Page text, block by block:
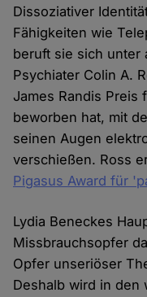
Dissoziativer
Fähigkeiten wie
beruft sie sich unter
Psychiater Colin A.
James Randis Preis
beworben hat, mit
seinen Augen
verschießen. Ross
Pigasus Award für
Lydia Beneckes
Missbrauchsopfer
Opfer unseriöser
Deshalb wird in den